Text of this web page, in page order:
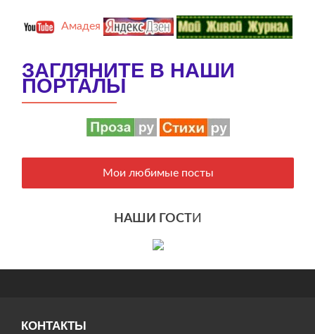
Амадея
ЗАГЛЯНИТЕ В НАШИ
ПОРТАЛЫ
Мои любимые посты
НАШИ ГОСТИ
КОНТАКТЫ